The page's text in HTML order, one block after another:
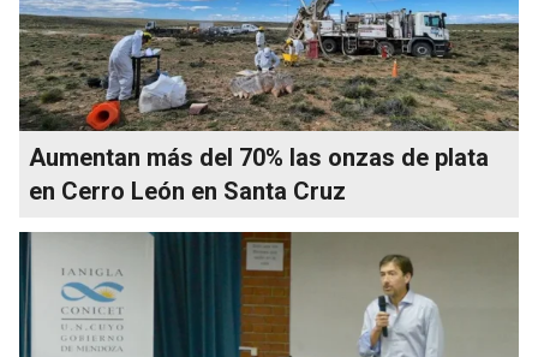
Aumentan más del 70% las onzas de plata
en Cerro León en Santa Cruz